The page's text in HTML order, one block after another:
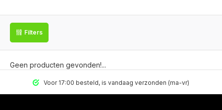
Filters
Geen producten gevonden!...
Voor 17:00 besteld, is vandaag verzonden (ma-vr)